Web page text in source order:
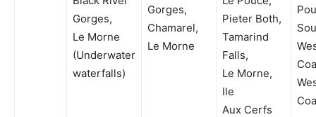
Gorges,
Le Morne
(Underwater
waterfalls)
Gorges,
Chamarel,
Le Morne
Pieter Both,
Tamarind
Falls,
Le Morne,
Ile
Aux Cerfs